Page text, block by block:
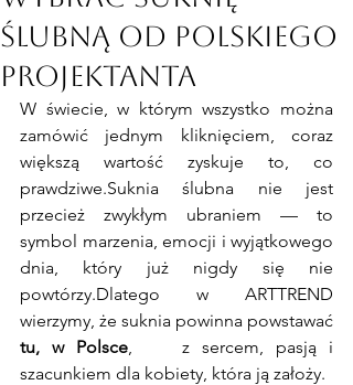
ślubną od polskiego
projektanta
W świecie, w którym wszystko można
zamówić jednym kliknięciem, coraz
większą wartość zyskuje to, co
prawdziwe.Suknia ślubna nie jest
przecież zwykłym ubraniem — to
symbol marzenia, emocji i wyjątkowego
dnia, który już nigdy się nie
powtórzy.Dlatego w ARTTREND
tu, w Polsce, 	z sercem, pasją i
szacunkiem dla kobiety, która ją założy.